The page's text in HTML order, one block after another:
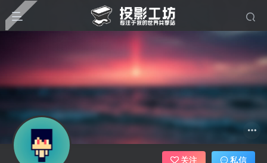
关注 私信